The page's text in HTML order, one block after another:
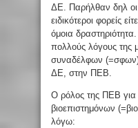
ΔΕ. Παρήλθαν δηλ οι
ειδικότεροι φορείς
όμοια
πολλούς λόγους της
συναδέλφων
ΔΕ, στην ΠΕΒ.
Ο ρόλος της ΠΕΒ για
βιοεπιστημόνων
λόγω: